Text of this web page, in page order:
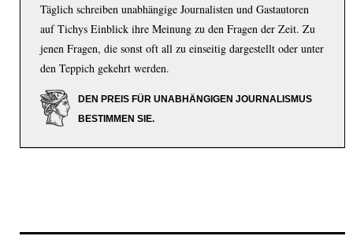
Täglich schreiben unabhängige Journalisten und Gastautoren
auf Tichys Einblick ihre Meinung zu den Fragen der Zeit. Zu
jenen Fragen, die sonst oft all zu einseitig dargestellt oder unter
den Teppich gekehrt werden.
DEN PREIS FÜR UNABHÄNGIGEN JOURNALISMUS
BESTIMMEN SIE.